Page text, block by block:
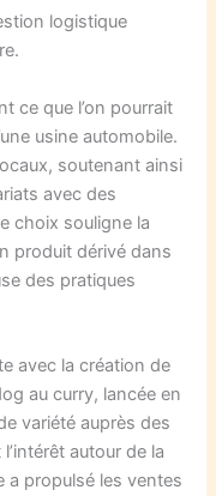
logistique
ce que l’on pourrait
usine automobile.
soutenant ainsi
avec des
choix souligne la
produit dérivé dans
des pratiques
avec la création de
au curry, lancée en
variété auprès des
autour de la
a propulsé les ventes